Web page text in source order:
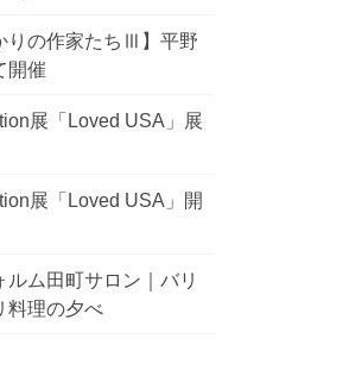
りの作家たちⅢ】平野
開催
展「Loved USA」展
展「Loved USA」開
ルム田町サロン｜バリ
料理の夕べ